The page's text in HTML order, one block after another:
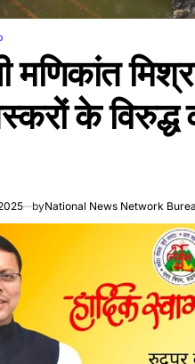
मणिकांत
के विरुद्ध
byNational News Network